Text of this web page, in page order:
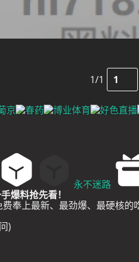
1/1
永不迷路
爆料抢先看！
奉上最新、最劲爆、最硬核的
)